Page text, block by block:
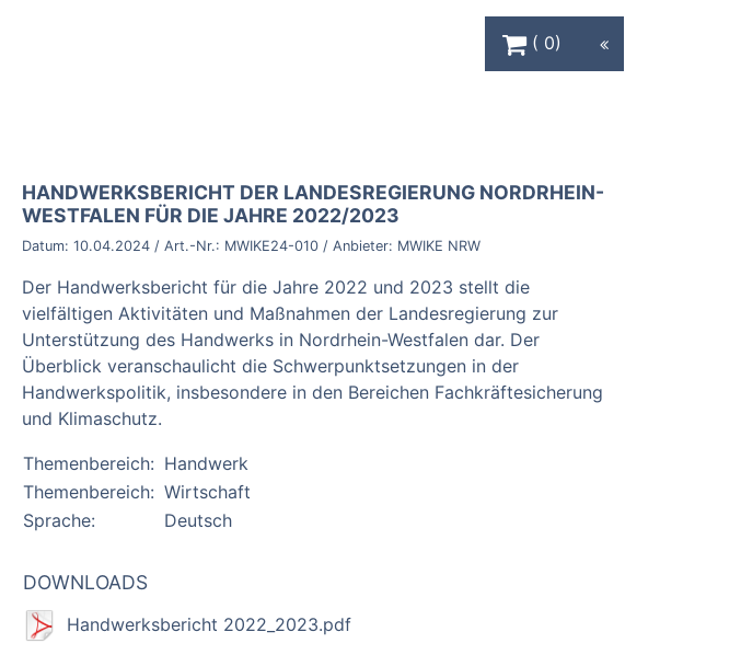
0
BROSCHÜRE:
HANDWERKSBERICHT DER LANDESREGIERUNG NORDRHEIN-
WESTFALEN FÜR DIE JAHRE 2022/2023
Datum: 10.04.2024 / Art.-Nr.: MWIKE24-010 / Anbieter: MWIKE NRW
Der Handwerksbericht für die Jahre 2022 und 2023 stellt die
vielfältigen Aktivitäten und Maßnahmen der Landesregierung zur
Unterstützung des Handwerks in Nordrhein-Westfalen dar. Der
Überblick veranschaulicht die Schwerpunktsetzungen in der
Handwerkspolitik, insbesondere in den Bereichen Fachkräftesicherung
und Klimaschutz.
Themenbereich: Handwerk
Themenbereich: Wirtschaft
Sprache:
Deutsch
DOWNLOADS
Handwerksbericht 2022_2023.pdf